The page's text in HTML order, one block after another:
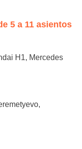
5 a 11 asientos
Н1, Mercedes